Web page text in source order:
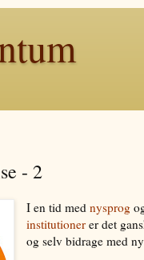
- 2
I en tid mednysprog
institutioner er det
og selv bidrage med